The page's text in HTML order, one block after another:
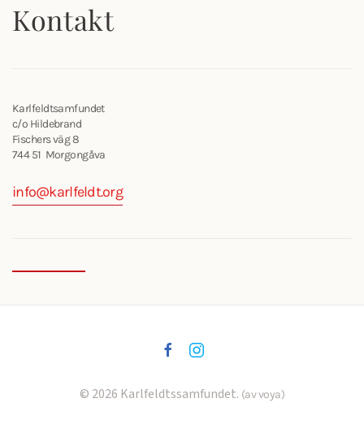
Kontakt
Karlfeldtsamfundet
c/o Hildebrand
Fischers väg 8
744 51 Morgongåva
info@karlfeldt.org
© 2026 Karlfeldtssamfundet. (av voya)